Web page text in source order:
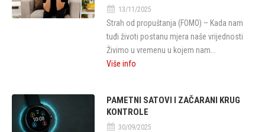
13/11/2025
Strah od propuštanja (FOMO) – Kada nam
tuđi životi postanu mjera naše vrijednosti
Živimo u vremenu u kojem nam...
Više info
PAMETNI SATOVI I ZAČARANI KRUG
KONTROLE
30/09/2025